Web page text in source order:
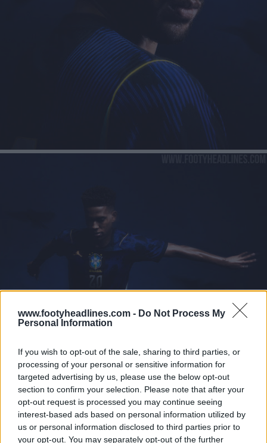
www.footyheadlines.com - Do Not Process My
Personal Information
If you wish to opt-out of the sale, sharing to third parties, or
processing of your personal or sensitive information for
targeted advertising by us, please use the below opt-out
section to confirm your selection. Please note that after your
opt-out request is processed you may continue seeing
interest-based ads based on personal information utilized by
us or personal information disclosed to third parties prior to
your opt-out. You may separately opt-out of the further